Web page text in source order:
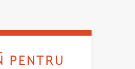
PENTRU